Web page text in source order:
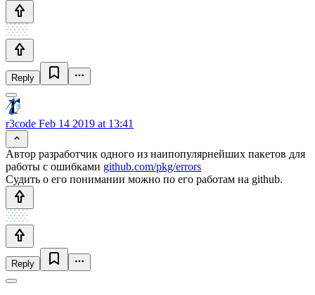
Reply
r3code Feb 14 2019 at 13:41
Автор разработчик одного из наипопулярнейших пакетов для
работы с ошибками github.com/pkg/errors
Судить о его понимании можно по его работам на github.
Reply